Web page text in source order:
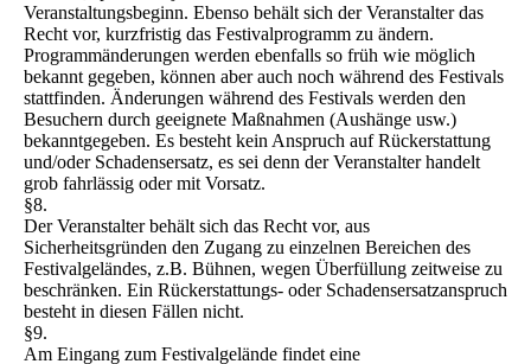
Veranstaltungsbeginn. Ebenso behält sich der Veranstalter das
Recht vor, kurzfristig das Festivalprogramm zu ändern.
Programmänderungen werden ebenfalls so früh wie möglich
bekannt gegeben, können aber auch noch während des Festivals
stattfinden. Änderungen während des Festivals werden den
Besuchern durch geeignete Maßnahmen (Aushänge usw.)
bekanntgegeben. Es besteht kein Anspruch auf Rückerstattung
und/oder Schadensersatz, es sei denn der Veranstalter handelt
grob fahrlässig oder mit Vorsatz.
§8.
Der Veranstalter behält sich das Recht vor, aus
Sicherheitsgründen den Zugang zu einzelnen Bereichen des
Festivalgeländes, z.B. Bühnen, wegen Überfüllung zeitweise zu
beschränken. Ein Rückerstattungs- oder Schadensersatzanspruch
besteht in diesen Fällen nicht.
§9.
Am Eingang zum Festivalgelände findet eine